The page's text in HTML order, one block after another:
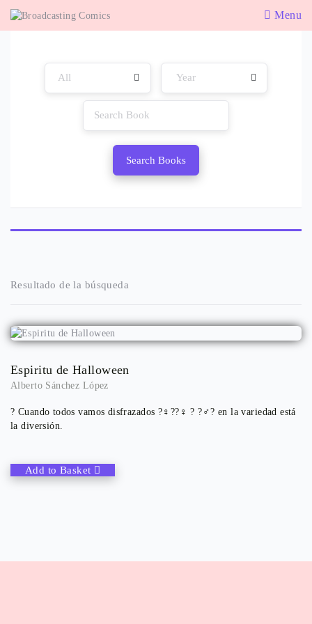
Menu
Search Books
Resultado de la búsqueda
Espiritu de Halloween
Alberto Sánchez López
? Cuando todos vamos disfrazados ?‍♀️??‍♀️ ? ?‍♂️? en la variedad está
la diversión.
Add to Basket